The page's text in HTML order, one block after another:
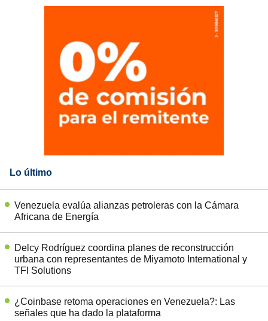
Lo último
Venezuela evalúa alianzas petroleras con la Cámara
Africana de Energía
Delcy Rodríguez coordina planes de reconstrucción
urbana con representantes de Miyamoto International y
TFI Solutions
¿Coinbase retoma operaciones en Venezuela?: Las
señales que ha dado la plataforma